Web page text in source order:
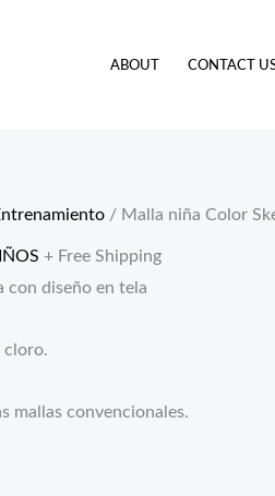
ABOUT CONTACT
/ Malla niña Color
+ Free Shipping
con diseño en tela
cloro.
mallas convencionales.